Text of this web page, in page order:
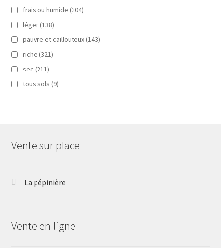
frais ou humide (304)
léger (138)
pauvre et caillouteux (143)
riche (321)
sec (211)
tous sols (9)
Vente sur place
La pépinière
Vente en ligne